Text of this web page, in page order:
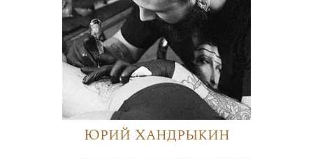
Юрий Хандрыкин